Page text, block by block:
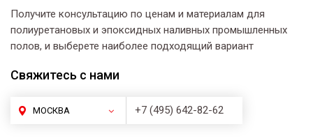
Получите консультацию по ценам и материалам для
полиуретановых и эпоксидных наливных промышленных
полов, и выберете наиболее подходящий вариант
Свяжитесь с нами
МОСКВА +7 (495) 642-82-62